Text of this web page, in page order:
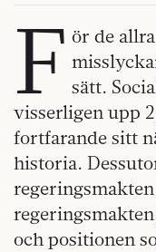
F ör de
sätt.
visserligen upp
fortfarande sitt
historia.
och positionen